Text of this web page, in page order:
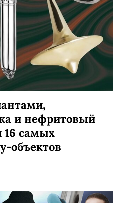
и нефритовый
16 самых
объектов